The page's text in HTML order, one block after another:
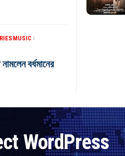
MUSIC
বর্ধমানের
WordPress